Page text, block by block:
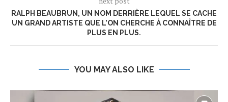
RALPH BEAUBRUN, UN NOM DERRIÈRE LEQUEL SE CACHE
UN GRAND ARTISTE QUE L’ON CHERCHE À CONNAÎTRE DE
PLUS EN PLUS.
YOU MAY ALSO LIKE